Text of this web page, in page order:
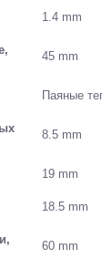
1.4 mm
45 mm
Паяные
8.5 mm
19 mm
18.5 mm
60 mm